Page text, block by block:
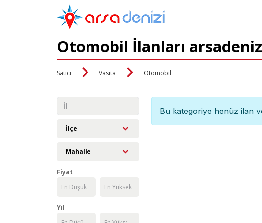
Otomobil İlanları
Satıcı Vasıta Otomobil
İlçe
Mahalle
Fiyat
Yıl
Bu kategoriye henüz ilan